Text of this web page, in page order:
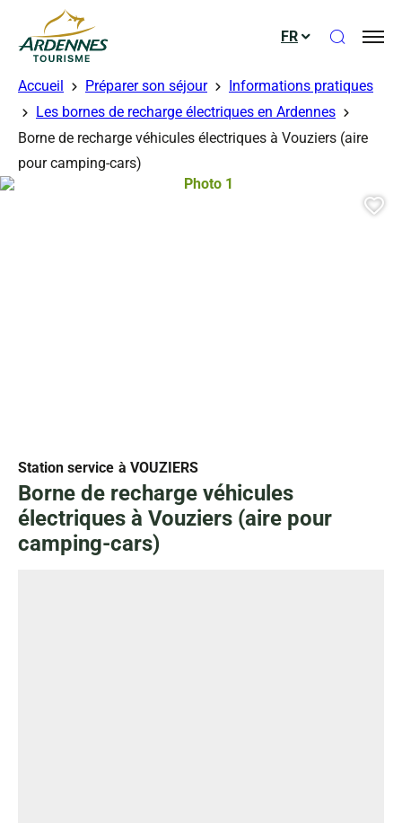
ADT des Ardennes
FR Ouvrir
Accueil Préparer son séjour
Informations pratiques
Les bornes de recharge électriques en Ardennes
Borne de recharge véhicules électriques à Vouziers (aire
pour camping-cars)
Station service à VOUZIERS
Borne de recharge véhicules
électriques à Vouziers (aire pour
camping-cars)
Photo 1, © Droits gérés